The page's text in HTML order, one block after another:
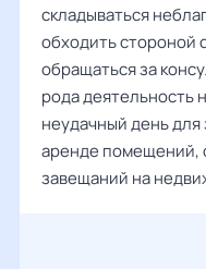
складываться
обходить стороной
обращаться за
рода деятельность
неудачный день
аренде помещений,
завещаний на